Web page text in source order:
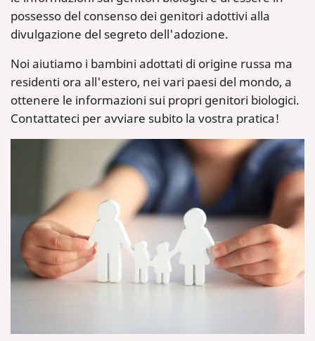
possesso del consenso dei genitori adottivi alla
divulgazione del segreto dell'adozione.
Noi aiutiamo i bambini adottati di origine russa ma
residenti ora all'estero, nei vari paesi del mondo, a
ottenere le informazioni sui propri genitori biologici.
Contattateci per avviare subito la vostra pratica!